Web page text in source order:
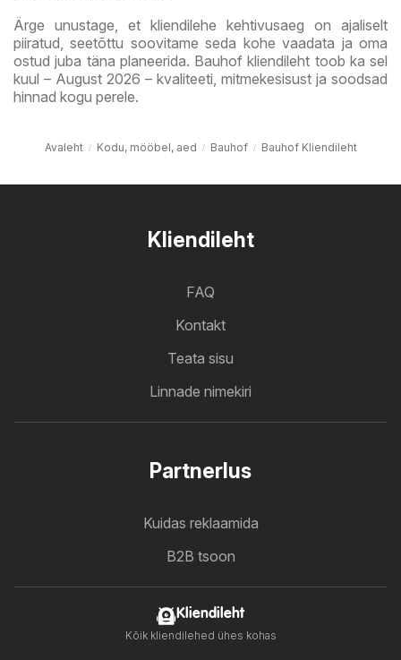
Ärge unustage, et kliendilehe kehtivusaeg on ajaliselt
piiratud, seetõttu soovitame seda kohe vaadata ja oma
ostud juba täna planeerida. Bauhof kliendileht toob ka sel
kuul – August 2026 – kvaliteeti, mitmekesisust ja soodsad
hinnad kogu perele.
Avaleht Kodu, mööbel, aed Bauhof Bauhof Kliendileht
Kliendileht
FAQ
Kontakt
Teata sisu
Linnade nimekiri
Partnerlus
Kuidas reklaamida
B2B tsoon
Kliendileht
Kõik kliendilehed ühes kohas